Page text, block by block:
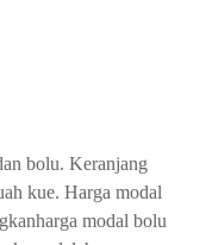
bolu. Keranjang
kue. Harga modal
modal bolu